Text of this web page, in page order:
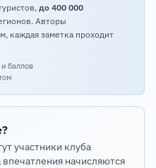
до 400 000
Авторы
каждая заметка проходит
баллов
участники клуба
начисляются